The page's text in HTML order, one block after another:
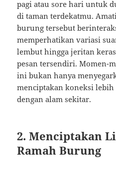
pagi atau sore hari untuk
di taman terdekatmu.
burung tersebut
memperhatikan variasi
lembut hingga jeritan
pesan tersendiri. Momen-
ini bukan hanya
menciptakan koneksi
dengan alam sekitar.
2. Menciptakan
Ramah Burung